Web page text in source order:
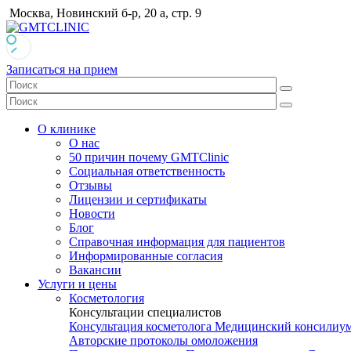
Москва, Новинский б-р, 20 а, стр. 9
Записаться на прием
О клинике
О нас
50 причин почему GMTClinic
Социальная ответственность
Отзывы
Лицензии и сертификаты
Новости
Блог
Справочная информация для пациентов
Информированные согласия
Вакансии
Услуги и цены
Косметология
Консультации специалистов
Консультация косметолога Медицинский
Авторские протоколы омоложения